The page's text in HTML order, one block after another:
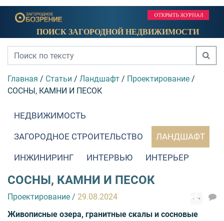
ПОИСК ЗАГОРОДНОЙ НЕДВИЖИМОСТИ
Главная / Статьи / Ландшафт / Проектирование /
СОСНЫ, КАМНИ И ПЕСОК
НЕДВИЖИМОСТЬ
ЗАГОРОДНОЕ СТРОИТЕЛЬСТВО ЛАНДШАФТ
ИНЖИНИРИНГ ИНТЕРВЬЮ ИНТЕРЬЕР
СОСНЫ, КАМНИ И ПЕСОК
Проектирование / 29.08.2024
Живописные озера, гранитные скалы и сосновые